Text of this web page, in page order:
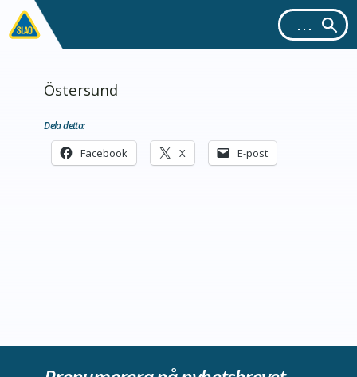
Östersund
Dela detta:
Facebook X E-post